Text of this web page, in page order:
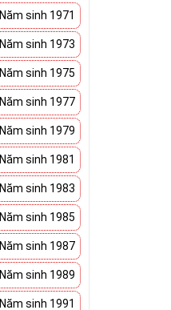
Năm sinh 1971
Năm sinh 1973
Năm sinh 1975
Năm sinh 1977
Năm sinh 1979
Năm sinh 1981
Năm sinh 1983
Năm sinh 1985
Năm sinh 1987
Năm sinh 1989
Năm sinh 1991